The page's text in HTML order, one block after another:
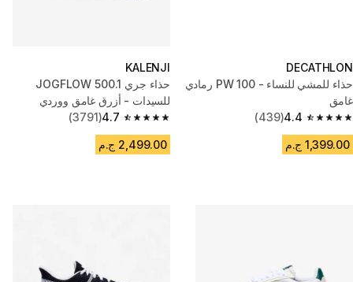
DECATHLON
حذاء للمشي للنساء - PW 100 رمادي
غامق
4.4
4.4 out of 5 stars from 439 reviews
(439)
1,399.00 ج.م
KALENJI
حذاء جري JOGFLOW 500.1
للسيدات - أزرق غامق ووردي
4.7
4.7 out of 5 stars from 3791 reviews
(3791)
2,499.00 ج.م